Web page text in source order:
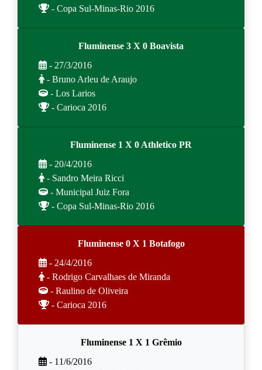
- Copa Sul-Minas-Rio 2016
Fluminense 3 X 0 Boavista
- 27/3/2016
- Bruno Arleu de Araujo
- Los Larios
- Carioca 2016
Fluminense 1 X 0 Athletico PR
- 20/4/2016
- Sandro Meira Ricci
- Municipal Juiz Fora
- Copa Sul-Minas-Rio 2016
Fluminense 0 X 1 Botafogo
- 24/4/2016
- Rodrigo Carvalhaes de Miranda
- Raulino de Oliveira
- Carioca 2016
Fluminense 1 X 1 Grêmio
- 11/6/2016